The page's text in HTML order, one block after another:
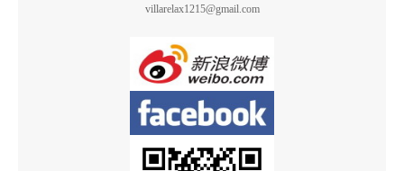
villarelax1215@gmail.com